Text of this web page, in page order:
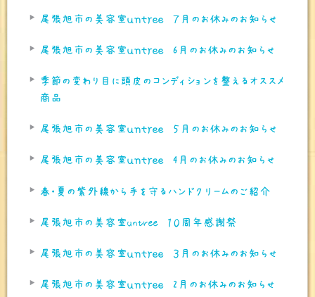
尾張旭市の美容室ｕｎｔｒｅｅ ７月のお休みのお知らせ
尾張旭市の美容室ｕｎｔｒｅｅ 6月のお休みのお知らせ
季節の変わり目に頭皮のコンディションを整えるオススメ
商品
尾張旭市の美容室ｕｎｔｒｅｅ ５月のお休みのお知らせ
尾張旭市の美容室ｕｎｔｒｅｅ 4月のお休みのお知らせ
春・夏の紫外線から手を守るハンドクリームのご紹介
尾張旭市の美容室untree １０周年感謝祭
尾張旭市の美容室ｕｎｔｒｅｅ ３月のお休みのお知らせ
尾張旭市の美容室ｕｎｔｒｅｅ 2月のお休みのお知らせ